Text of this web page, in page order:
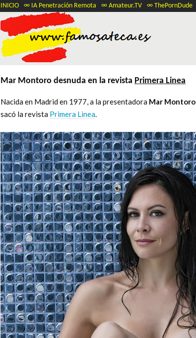
INICIO ∞ IA Penetración Remota ∞ Amateur.TV ∞ ThePornDude
Mar Montoro desnuda en la revista Primera Linea
Nacida en Madrid en 1977, a la presentadora Mar Montoro
sacó la revista Primera Linea.